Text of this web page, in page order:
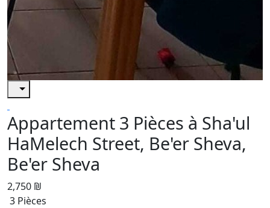
Appartement 3 Pièces à Sha'ul
HaMelech Street, Be'er Sheva,
Be'er Sheva
2,750 ₪
3 Pièces